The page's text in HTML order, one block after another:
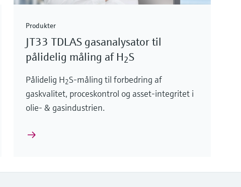
Produkter
JT33 TDLAS gasanalysator til
pålidelig måling af H2S
Pålidelig H2S-måling til forbedring af
gaskvalitet, proceskontrol og asset-integritet i
olie- & gasindustrien.